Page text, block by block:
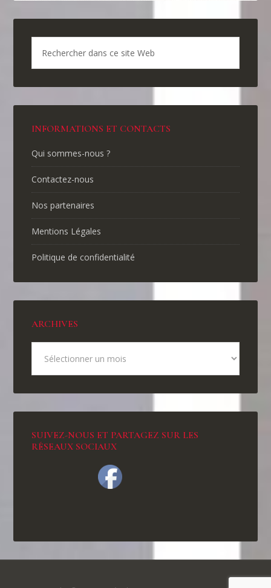
INFORMATIONS ET CONTACTS
Qui sommes-nous ?
Contactez-nous
Nos partenaires
Mentions Légales
Politique de confidentialité
ARCHIVES
SUIVEZ-NOUS ET PARTAGEZ SUR LES
RÉSEAUX SOCIAUX